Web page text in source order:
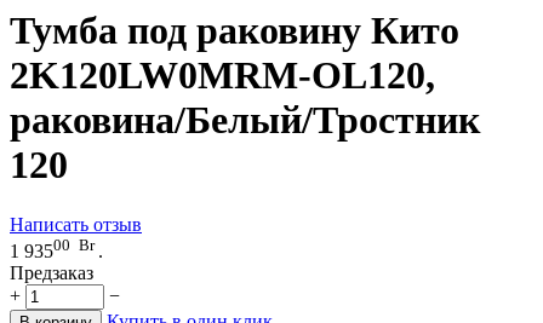
Тумба под раковину Кито
2K120LW0MRM-OL120,
раковина/Белый/Тростник
120
Написать отзыв
1 93500 Br .
Предзаказ
+
−